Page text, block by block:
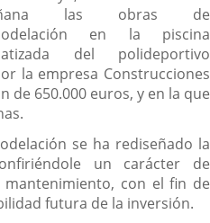
las obras de
en la piscina
del polideportivo
la empresa Construcciones
de 650.000 euros, y en la que
se ha rediseñado la
un carácter de
con el fin de
futura de la inversión.